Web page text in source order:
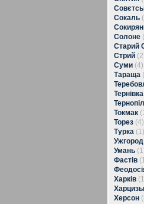
Сокаль
Солоне
Старий
Стрий
Суми (4)
Тараща
Тернівка
Токмак
Торез (4)
Турка (1)
Ужгород
Умань
Фастів
Харків
Херсон